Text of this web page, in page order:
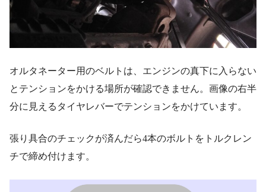
オルタネーター用のベルトは、エンジンの真下に入らない
とテンションをかける場所が確認できません。画像の右半
分に見えるタイヤレバーでテンションをかけています。
張り具合のチェックが済んだら4本のボルトをトルクレン
チで締め付けます。